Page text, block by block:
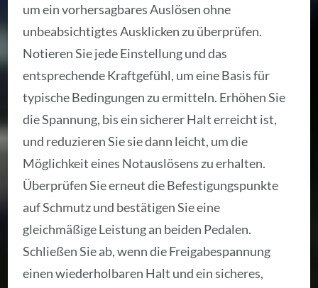
um ein vorhersagbares Auslösen ohne
unbeabsichtigtes Ausklicken zu überprüfen.
Notieren Sie jede Einstellung und das
entsprechende Kraftgefühl, um eine Basis für
typische Bedingungen zu ermitteln. Erhöhen Sie
die Spannung, bis ein sicherer Halt erreicht ist,
und reduzieren Sie sie dann leicht, um die
Möglichkeit eines Notauslösens zu erhalten.
Überprüfen Sie erneut die Befestigungspunkte
auf Schmutz und bestätigen Sie eine
gleichmäßige Leistung an beiden Pedalen.
Schließen Sie ab, wenn die Freigabespannung
einen wiederholbaren Halt und ein sicheres,